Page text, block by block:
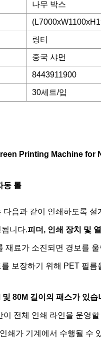
나무 박스
링티
중국 샤먼
8443911900
30세트/입
동 롤
음과 같이 인쇄하도록 설
니다.피더, 인쇄 장치 및
재료가 소진되면 경보를
보장하기 위해 PET 필
80M 길이의 패스가 있습
전체 인쇄 라인을 운영
쇄가 기계에서 수행될 수